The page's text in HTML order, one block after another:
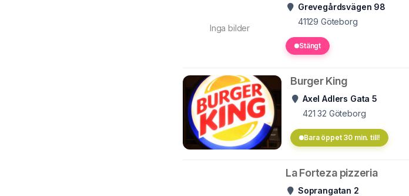
Inga bilder
Grevegårdsvägen 98
41129 Göteborg
Stängt
Burger King
Axel Adlers Gata 5
421 32 Göteborg
Bara öppet 30 min. till!
La Forteza pizzeria
Soprangatan 2